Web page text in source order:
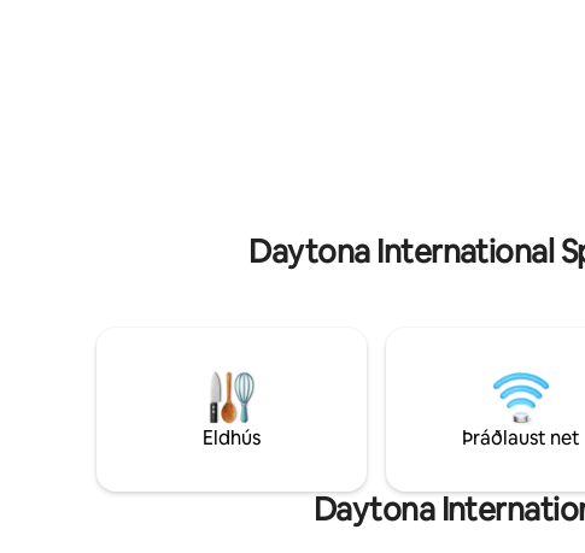
Daytona International
Eldhús Þráðlaust net
Daytona